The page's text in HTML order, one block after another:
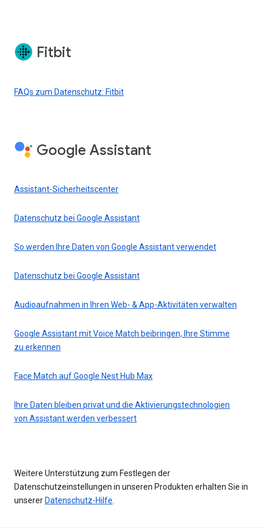
Fitbit
FAQs zum Datenschutz: Fitbit
Google Assistant
Assistant-Sicherheitscenter
Datenschutz bei Google Assistant
So werden Ihre Daten von Google Assistant verwendet
Datenschutz bei Google Assistant
Audioaufnahmen in Ihren Web- & App-Aktivitäten verwalten
Google Assistant mit Voice Match beibringen, Ihre Stimme
zu erkennen
Face Match auf Google Nest Hub Max
Ihre Daten bleiben privat und die Aktivierungstechnologien
von Assistant werden verbessert
Weitere Unterstützung zum Festlegen der
Datenschutzeinstellungen in unseren Produkten erhalten Sie in
unserer Datenschutz-Hilfe.